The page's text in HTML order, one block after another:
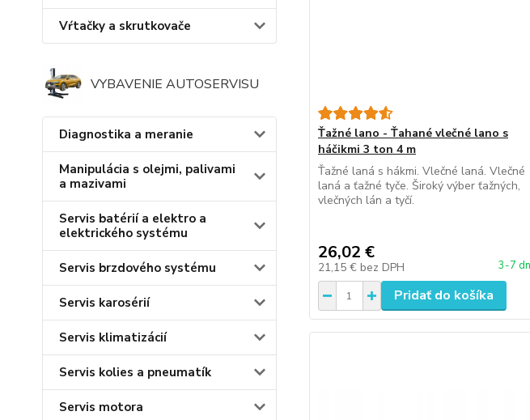
Vŕtačky a skrutkovače
VYBAVENIE AUTOSERVISU
Diagnostika a meranie
Manipulácia s olejmi, palivami
a mazivami
Servis batérií a elektro a
elektrického systému
Servis brzdového systému
Servis karosérií
Servis klimatizácií
Servis kolies a pneumatík
Servis motora
Ťažné lano - Ťahané vlečné lano s
háčikmi 3 ton 4 m
Ťažné laná s hákmi. Vlečné laná. Vlečné
laná a ťažné tyče. Široký výber ťažných,
vlečných lán a tyčí.
26,02 €
21,15 € bez DPH 3-7
Pridať do košíka